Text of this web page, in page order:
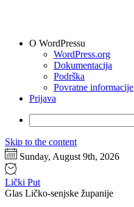
O WordPressu
WordPress.org
Dokumentacija
Podrška
Povratne informacije
Prijava
Skip to the content
Sunday, August 9th, 2026
Lički Put
Glas Ličko-senjske županije